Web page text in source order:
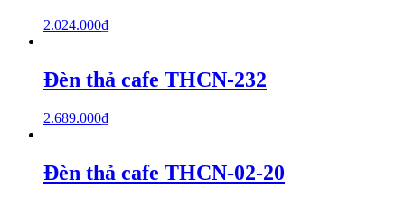
2.024.000₫
Đèn thả cafe THCN-232
2.689.000₫
Đèn thả cafe THCN-02-20